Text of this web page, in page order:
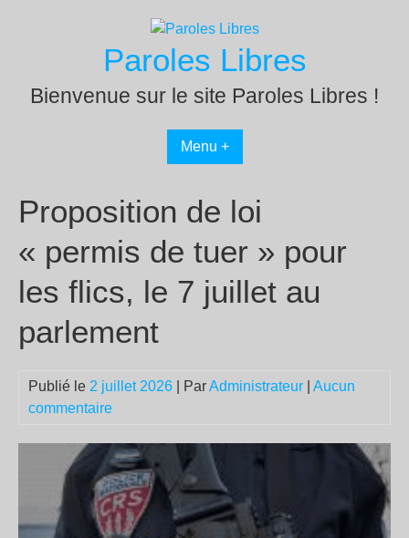
Paroles Libres
Bienvenue sur le site Paroles Libres !
Menu +
Proposition de loi
« permis de tuer » pour
les flics, le 7 juillet au
parlement
Publié le 2 juillet 2026 | ParAdministrateur
Aucun
commentaire